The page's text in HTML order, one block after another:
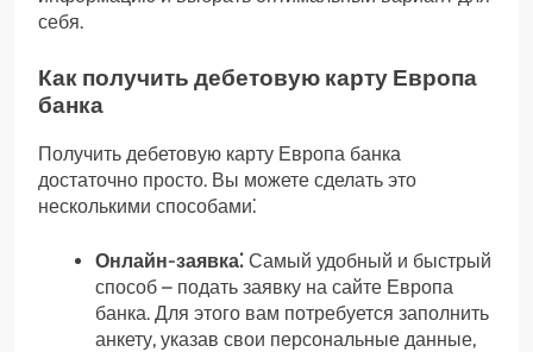
себя.
Как получить дебетовую карту Европа
банка
Получить дебетовую карту Европа банка
достаточно просто. Вы можете сделать это
несколькими способами⁚
Онлайн-заявка⁚ Самый удобный и быстрый
способ – подать заявку на сайте Европа
банка. Для этого вам потребуется заполнить
анкету, указав свои персональные данные,